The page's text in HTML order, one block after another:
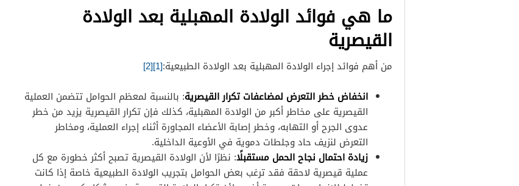
ما هي فوائد الولادة المهبلية بعد الولادة
القيصرية
من أهم فوائد إجراء الولادة المهبلية بعد الولادة الطبيعية:[1]
[2]
انخفاض خطر التعرض لمضاعفات تكرار القيصرية: بالنسبة لمعظم الحوامل تتضمن العملية
القيصرية على مخاطر أكبر من الولادة المهبلية، كذلك فإن تكرار القيصرية يزيد من خطر
عدوى الجرح أو التهابه، وخطر إصابة الأعضاء المجاورة أثناء إجراء العملية، ومخاطر
التعرض لنزيف حاد وجلطات دموية في الأوعية الداخلية.
زيادة احتمال نجاح الحمل مستقبلًا: نظرًا لأن الولادة القيصرية تصبح أكثر خطورة مع كل
عملية قيصرية لاحقة فقد ترغب بعض الحوامل بتجريب الولادة الطبيعية خاصة إذا كانت